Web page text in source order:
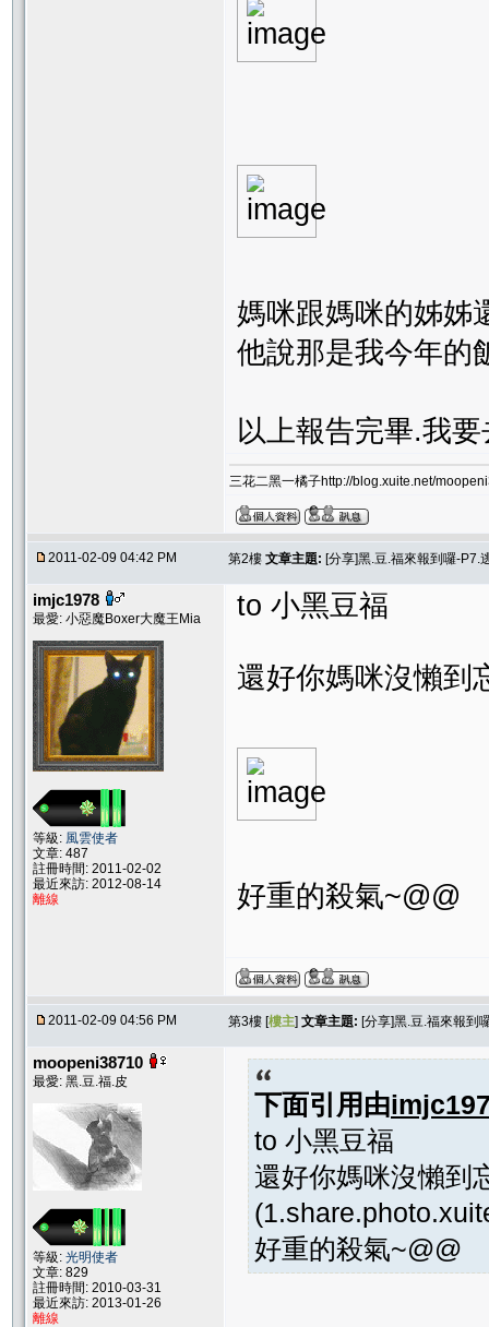
媽咪跟媽咪的姊姊
他說那是我今年的
以上報告完畢.我
三花二黑一橘子http://blog.xuite.net/
2011-02-09 04:42 PM 第2樓 文章主題: [分享]黑.豆.福來報到囉-P7.
imjc1978
最愛: 小惡魔Boxer大魔王Mia
等級: 風雲使者
文章: 487
註冊時間: 2011-02-02
最近來訪: 2012-08-14
離線
to 小黑豆福
還好你媽咪沒懶到
好重的殺氣~@@
2011-02-09 04:56 PM 第3樓 [樓主] 文章主題: [分享]黑.豆.福來報到
moopeni38710
最愛: 黑.豆.福.皮
等級: 光明使者
文章: 829
註冊時間: 2010-03-31
最近來訪: 2013-01-26
離線
下面引用由
to 小黑豆福
還好你媽咪沒懶到
好重的殺氣~@@